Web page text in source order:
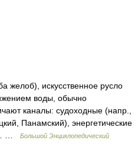
желоб), искусственное русло
воды, обычно
каналы: судоходные (напр.,
Панамский), энергетические
…
Большой Энциклопедический